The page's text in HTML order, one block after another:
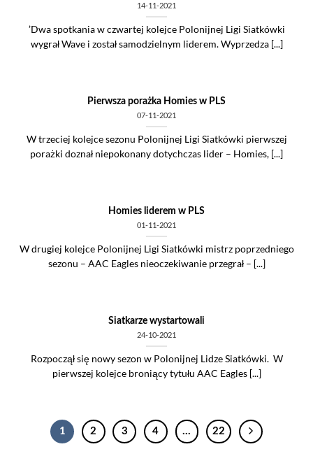
14-11-2021
’Dwa spotkania w czwartej kolejce Polonijnej Ligi Siatkówki
wygrał Wave i został samodzielnym liderem. Wyprzedza [...]
Pierwsza porażka Homies w PLS
07-11-2021
W trzeciej kolejce sezonu Polonijnej Ligi Siatkówki pierwszej
porażki doznał niepokonany dotychczas lider – Homies, [...]
Homies liderem w PLS
01-11-2021
W drugiej kolejce Polonijnej Ligi Siatkówki mistrz poprzedniego
sezonu – AAC Eagles nieoczekiwanie przegrał – [...]
Siatkarze wystartowali
24-10-2021
Rozpoczął się nowy sezon w Polonijnej Lidze Siatkówki. W
pierwszej kolejce broniący tytułu AAC Eagles [...]
1 2 3 4 … 22